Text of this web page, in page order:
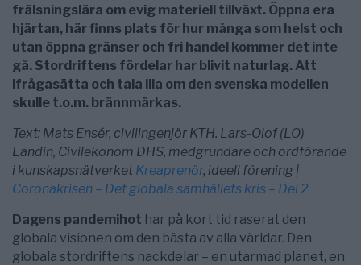
frälsningslära om evig materiell tillväxt. Öppna era
hjärtan, här finns plats för hur många som helst och
utan öppna gränser och fri handel kommer det inte
gå. Stordriftens fördelar har blivit naturlag. Att
ifrågasätta och tala illa om den svenska modellen
skulle t.o.m. brännmärkas.
Text: Mats Ensér, civilingenjör KTH. Lars-Olof (LO)
Landin, Civilekonom DHS, medgrundare och ordförande
i kunskapsnätverket Kreaprenör, ideell förening |
Coronakrisen – Det globala samhällets kris – Del 2
Dagens pandemihot har på kort tid raserat den
globala visionen om den bästa av alla världar. Den
globala stordriftens nackdelar – en utarmad planet, en